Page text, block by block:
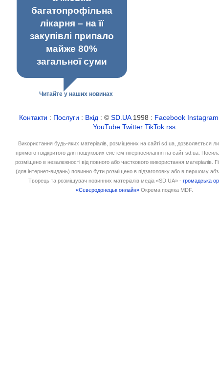
багатопрофільна
лікарня – на її
закупівлі припало
майже 80%
загальної суми
Читайте у наших новинах
Контакти : Послуги : Вхід : ©SD.UA1998 : Facebook Instagram
YouTube Twitter TikTok rss
Використання будь-яких матеріалів, розміщених на сайті sd.ua, дозволяється
прямого і відкритого для пошукових систем гіперпосилання на сайт sd.ua.
розміщено в незалежності від повного або часткового використання матеріалів.
(для інтернет-видань) повинно бути розміщено в підзаголовку або в першому
Творець та розміщувач новинних матеріалів медіа «SD.UA» -громадська
«Сєвєродонецьк онлайн» Окрема подяка MDF.